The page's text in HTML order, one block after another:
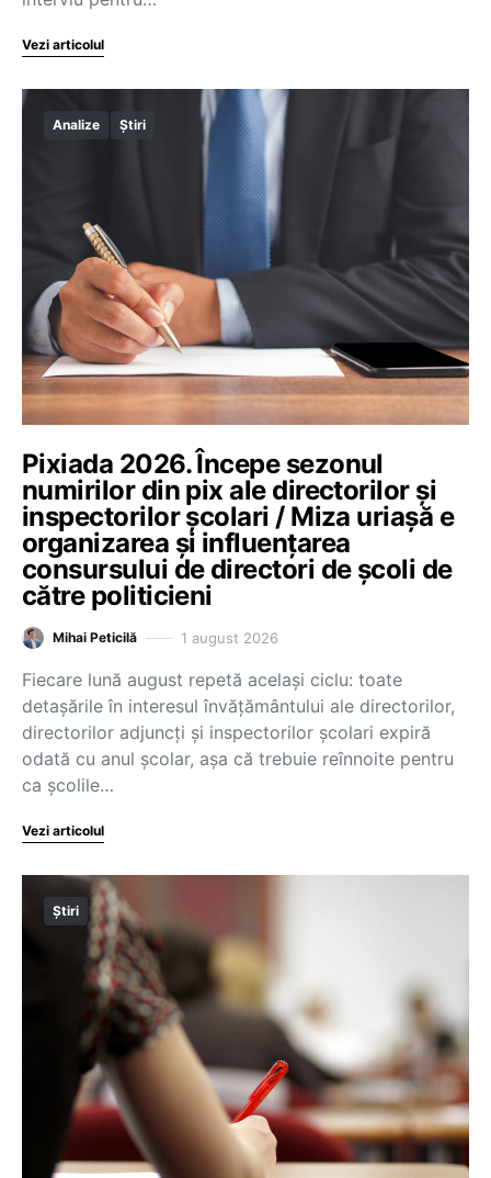
Vezi articolul
Analize Știri
Pixiada 2026. Începe sezonul
numirilor din pix ale directorilor și
inspectorilor școlari / Miza uriașă e
organizarea și influențarea
consursului de directori de școli de
către politicieni
Mihai Peticilă 1 august 2026
Fiecare lună august repetă același ciclu: toate
detașările în interesul învățământului ale directorilor,
directorilor adjuncți și inspectorilor școlari expiră
odată cu anul școlar, așa că trebuie reînnoite pentru
ca școlile…
Vezi articolul
Știri